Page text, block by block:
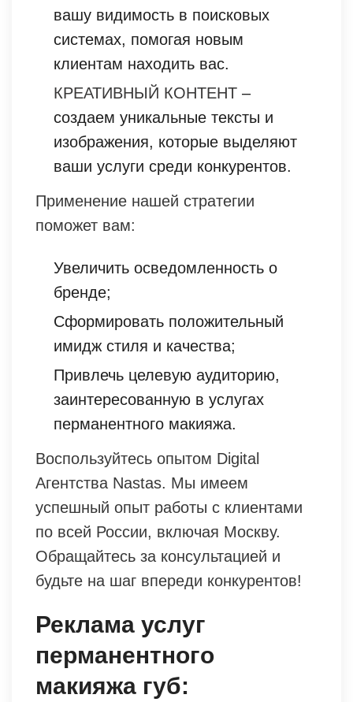
вашу видимость в поисковых
системах, помогая новым
клиентам находить вас.
КРЕАТИВНЫЙ КОНТЕНТ –
создаем уникальные тексты и
изображения, которые выделяют
ваши услуги среди конкурентов.
Применение нашей стратегии
поможет вам:
Увеличить осведомленность о
бренде;
Сформировать положительный
имидж стиля и качества;
Привлечь целевую аудиторию,
заинтересованную в услугах
перманентного макияжа.
Воспользуйтесь опытом Digital
Агентства Nastas. Мы имеем
успешный опыт работы с клиентами
по всей России, включая Москву.
Обращайтесь за консультацией и
будьте на шаг впереди конкурентов!
Реклама услуг
перманентного
макияжа губ: